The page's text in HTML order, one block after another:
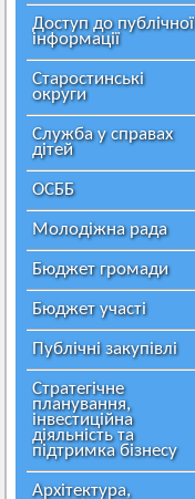
Доступ до публічної
інформації
Старостинські
округи
Служба у справах
дітей
ОСББ
Молодіжна рада
Бюджет громади
Бюджет участі
Публічні закупівлі
Стратегічне
планування,
інвестиційна
діяльність та
підтримка бізнесу
Архітектура,